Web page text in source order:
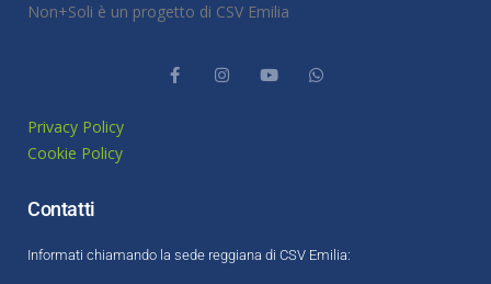
Non+Soli è un progetto di CSV Emilia
Privacy Policy
Cookie Policy
Contatti
Informati chiamando la sede reggiana di CSV Emilia: